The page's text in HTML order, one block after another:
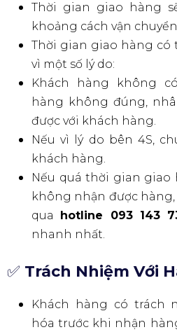
Thời gian giao hàng
khoảng cách vận
Thời gian giao hàng có
vì một số lý do:
Khách hàng không
hàng không đúng,
được với khách hàng.
Nếu vì lý do bên 4S,
khách hàng.
Nếu quá thời gian giao
không nhận được
qua hotline 093 143
nhanh nhất.
✅ Trách Nhiệm Với
Khách hàng có trách
hóa trước khi nhận